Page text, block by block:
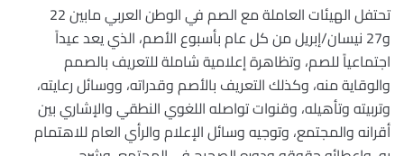
تحتفل الهيئات العاملة مع الصم في الوطن العربي مابين 22
و27 نيسان/إبريل من كل عام بأسبوع الأصم، الذي يعد عيداً
اجتماعياً للصم، وتظاهرة إعلامية شاملة للتعريف بالصمم
والوقاية منه، وكذلك التعريف بالأصم وقدراته، ووسائل رعايته،
وتربيته وتأهيله، وقنوات تواصله اللغوي النطقي والإشاري بين
أقرانه والمجتمع، وتوجيه وسائل الإعلام والرأي العام للاهتمام